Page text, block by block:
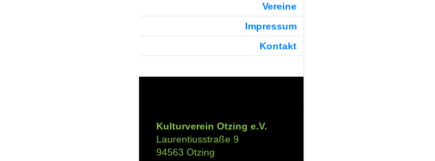
Vereine
Impressum
Kontakt
Kulturverein Otzing e.V.
Laurentiusstraße 9
94563 Otzing